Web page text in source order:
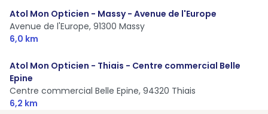
Atol Mon Opticien - Massy - Avenue de l'Europe
Avenue de l'Europe, 91300 Massy
6,0 km
Atol Mon Opticien - Thiais - Centre commercial Belle
Epine
Centre commercial Belle Epine, 94320 Thiais
6,2 km